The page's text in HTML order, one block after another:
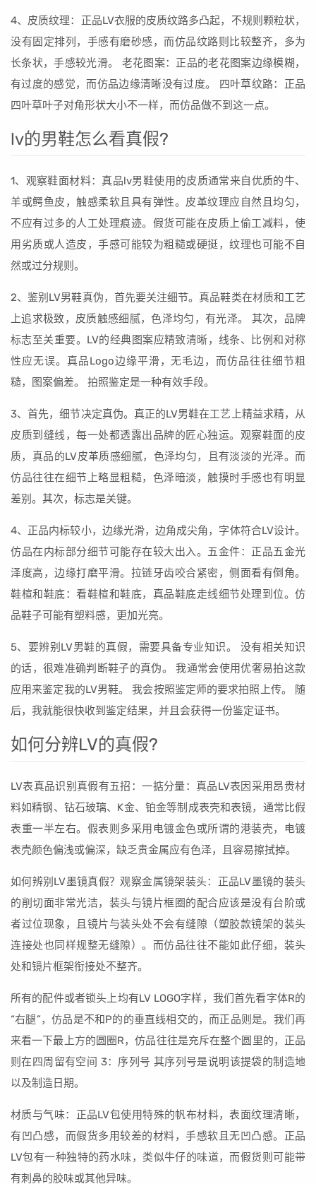
4、皮质纹理：正品LV衣服的皮质纹路多凸起，不规则颗粒状，
没有固定排列，手感有磨砂感，而仿品纹路则比较整齐，多为
长条状，手感较光滑。 老花图案：正品的老花图案边缘模糊，
有过度的感觉，而仿品边缘清晰没有过度。 四叶草纹路：正品
四叶草叶子对角形状大小不一样，而仿品做不到这一点。
lv的男鞋怎么看真假?
1、观察鞋面材料：真品lv男鞋使用的皮质通常来自优质的牛、
羊或鳄鱼皮，触感柔软且具有弹性。皮革纹理应自然且均匀，
不应有过多的人工处理痕迹。假货可能在皮质上偷工减料，使
用劣质或人造皮，手感可能较为粗糙或硬挺，纹理也可能不自
然或过分规则。
2、鉴别LV男鞋真伪，首先要关注细节。真品鞋类在材质和工艺
上追求极致，皮质触感细腻，色泽均匀，有光泽。 其次，品牌
标志至关重要。LV的经典图案应精致清晰，线条、比例和对称
性应无误。真品Logo边缘平滑，无毛边，而仿品往往细节粗
糙，图案偏差。 拍照鉴定是一种有效手段。
3、首先，细节决定真伪。真正的LV男鞋在工艺上精益求精，从
皮质到缝线，每一处都透露出品牌的匠心独运。观察鞋面的皮
质，真品的LV皮革质感细腻，色泽均匀，且有淡淡的光泽。而
仿品往往在细节上略显粗糙，色泽暗淡，触摸时手感也有明显
差别。其次，标志是关键。
4、正品内标较小，边缘光滑，边角成尖角，字体符合LV设计。
仿品在内标部分细节可能存在较大出入。五金件：正品五金光
泽度高，边缘打磨平滑。拉链牙齿咬合紧密，侧面看有倒角。
鞋楦和鞋底：看鞋楦和鞋底，真品鞋底走线细节处理到位。仿
品鞋子可能有塑料感，更加光亮。
5、要辨别LV男鞋的真假，需要具备专业知识。 没有相关知识
的话，很难准确判断鞋子的真伪。 我通常会使用优奢易拍这款
应用来鉴定我的LV男鞋。 我会按照鉴定师的要求拍照上传。 随
后，我就能很快收到鉴定结果，并且会获得一份鉴定证书。
如何分辨LV的真假?
LV表真品识别真假有五招：一掂分量：真品LV表因采用昂贵材
料如精钢、钻石玻璃、K金、铂金等制成表壳和表镜，通常比假
表重一半左右。假表则多采用电镀金色或所谓的港装壳，电镀
表壳颜色偏浅或偏深，缺乏贵金属应有色泽，且容易擦拭掉。
如何辨别LV墨镜真假？观察金属镜架装头：正品LV墨镜的装头
的削切面非常光洁，装头与镜片框圈的配合应该是没有台阶或
者过位现象，且镜片与装头处不会有缝隙（塑胶款镜架的装头
连接处也同样规整无缝隙）。而仿品往往不能如此仔细，装头
处和镜片框架衔接处不整齐。
所有的配件或者锁头上均有LV LOGO字样，我们首先看字体R的
“右腿”，仿品是不和P的的垂直线相交的，而正品则是。我们再
来看一下最上方的圆圈R，仿品往往是充斥在整个圆里的，正品
则在四周留有空间 3：序列号 其序列号是说明该提袋的制造地
以及制造日期。
材质与气味：正品LV包使用特殊的帆布材料，表面纹理清晰，
有凹凸感，而假货多用较差的材料，手感软且无凹凸感。正品
LV包有一种独特的药水味，类似牛仔的味道，而假货则可能带
有刺鼻的胶味或其他异味。